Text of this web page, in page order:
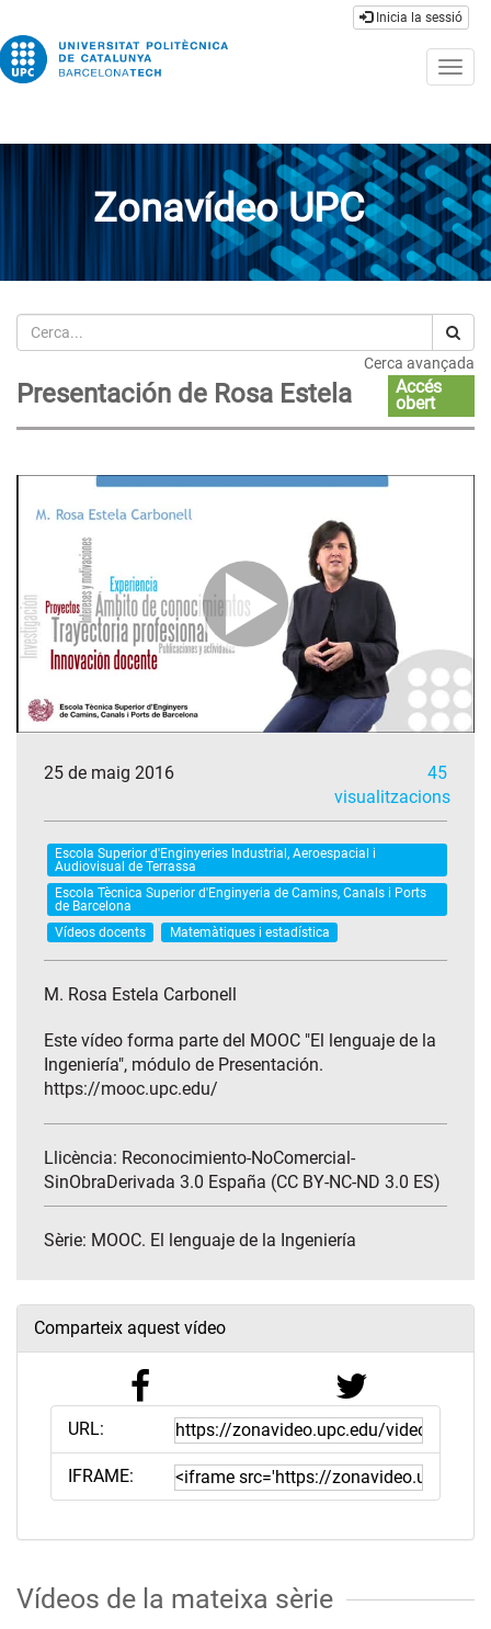
Inicia la sessió
Zonavídeo UPC
Cerca
Cerca avançada
Presentación de Rosa Estela
Accés
obert
25 de maig 2016
45
visualitzacions
Escola Superior d'Enginyeries Industrial, Aeroespacial i
Audiovisual de Terrassa
Escola Tècnica Superior d'Enginyeria de Camins, Canals i Ports
de Barcelona
Vídeos docents
Matemàtiques i estadística
M. Rosa Estela Carbonell
Este vídeo forma parte del MOOC "El lenguaje de la
Ingeniería", módulo de Presentación.
https://mooc.upc.edu/
Llicència: Reconocimiento-NoComercial-
SinObraDerivada 3.0 España (CC BY-NC-ND 3.0 ES)
Sèrie: MOOC. El lenguaje de la Ingeniería
Comparteix aquest vídeo
URL:
IFRAME:
Vídeos de la mateixa sèrie